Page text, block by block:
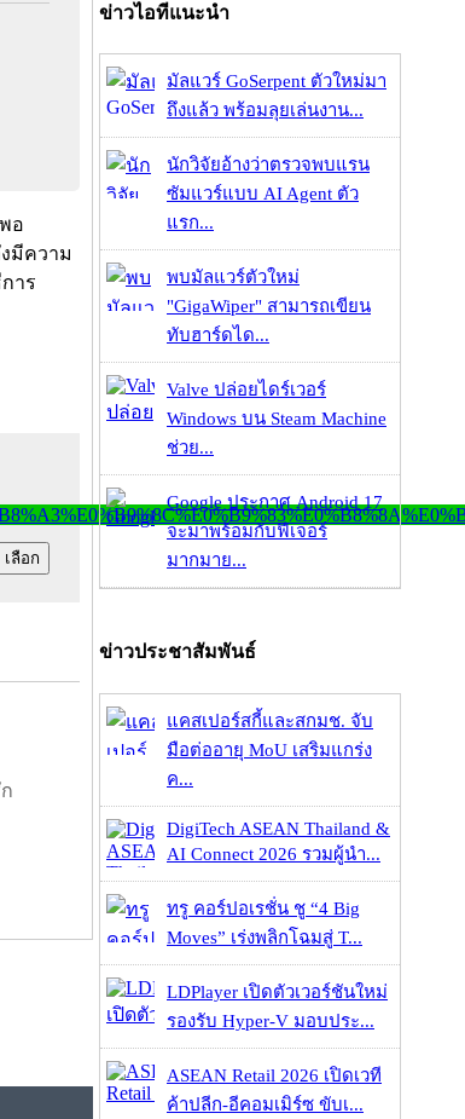
อ
มีความ
าร
ข่าวไอทีแนะนำ
มัลแวร์ GoSerpent ตัวใหม่มา
ถึงแล้ว พร้อมลุยเล่นงาน...
นักวิจัยอ้างว่าตรวจพบแรน
ซัมแวร์แบบ AI Agent ตัว
แรก...
พบมัลแวร์ตัวใหม่
"GigaWiper" สามารถเขียน
ทับฮาร์ดได...
Valve ปล่อยไดร์เวอร์
Windows บน Steam Machine
ช่วย...
Google ประกาศ Android 17
จะมาพร้อมกับฟีเจอร์
มากมาย...
ข่าวประชาสัมพันธ์
แคสเปอร์สกี้และสกมช. จับ
มือต่ออายุ MoU เสริมแกร่ง
ค...
DigiTech ASEAN Thailand &
AI Connect 2026 รวมผู้นำ...
ทรู คอร์ปอเรชั่น ชู “4 Big
Moves” เร่งพลิกโฉมสู่ T...
LDPlayer เปิดตัวเวอร์ชันใหม่
รองรับ Hyper-V มอบประ...
ASEAN Retail 2026 เปิดเวที
ค้าปลีก-อีคอมเมิร์ซ ขับเ...